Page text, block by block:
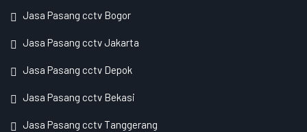
Jasa Pasang cctv Bogor
Jasa Pasang cctv Jakarta
Jasa Pasang cctv Depok
Jasa Pasang cctv Bekasi
Jasa Pasang cctv Tanggerang